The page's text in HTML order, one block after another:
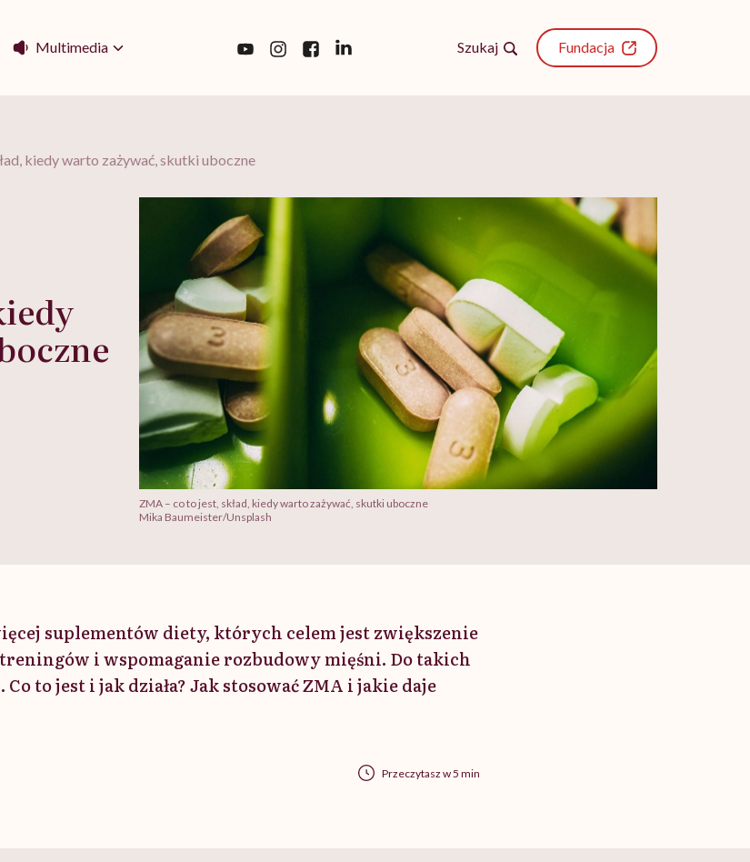
Multimedia Szukaj Fundacja
kiedy warto zażywać, skutki uboczne
ZMA – co to jest, skład, kiedy warto zażywać, skutki uboczne
Mika Baumeister/Unsplash
suplementów diety, których celem jest zwiększenie
i wspomaganie rozbudowy mięśni. Do takich
to jest i jak działa? Jak stosować ZMA i jakie daje
Przeczytasz w 5 min